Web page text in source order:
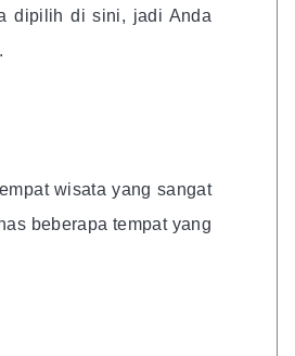
dipilih di sini, jadi Anda
wisata yang sangat
beberapa tempat yang